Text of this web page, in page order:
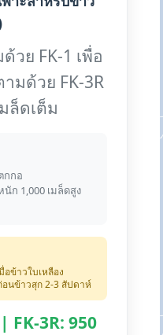
วย FK-1 เพื่อ
มด้วย FK-3R
ล็ดเต็ม
กกอ
นัก 1,000 เมล็ดสูง
อข้าวใบเหลือง
อนข้าวสุก 2-3 สัปดาห์
FK-3R: 950